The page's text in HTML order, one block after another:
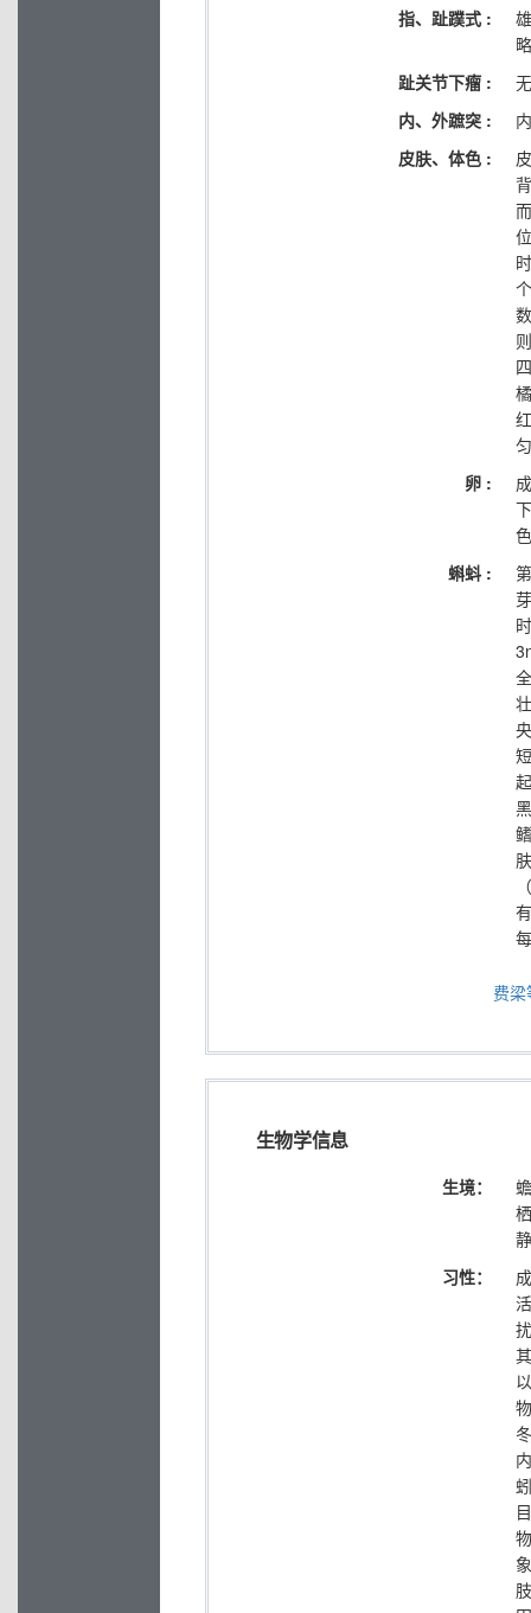
指、趾蹼式 :
趾关节下瘤 :
内、外蹠突 :
皮肤、体色 :
卵 :
蝌蚪 :
费
生物学信息
生境：
习性：